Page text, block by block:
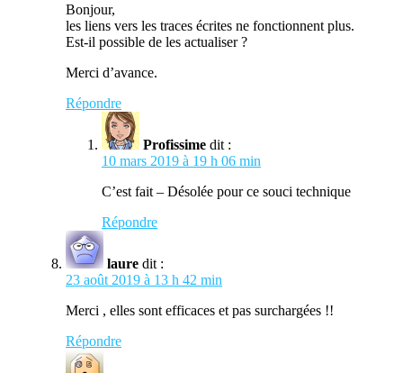
Bonjour,
les liens vers les traces écrites ne fonctionnent plus.
Est-il possible de les actualiser ?
Merci d’avance.
Répondre
Profissime dit :
10 mars 2019 à 19 h 06 min
C’est fait – Désolée pour ce souci technique
Répondre
laure dit :
23 août 2019 à 13 h 42 min
Merci , elles sont efficaces et pas surchargées !!
Répondre